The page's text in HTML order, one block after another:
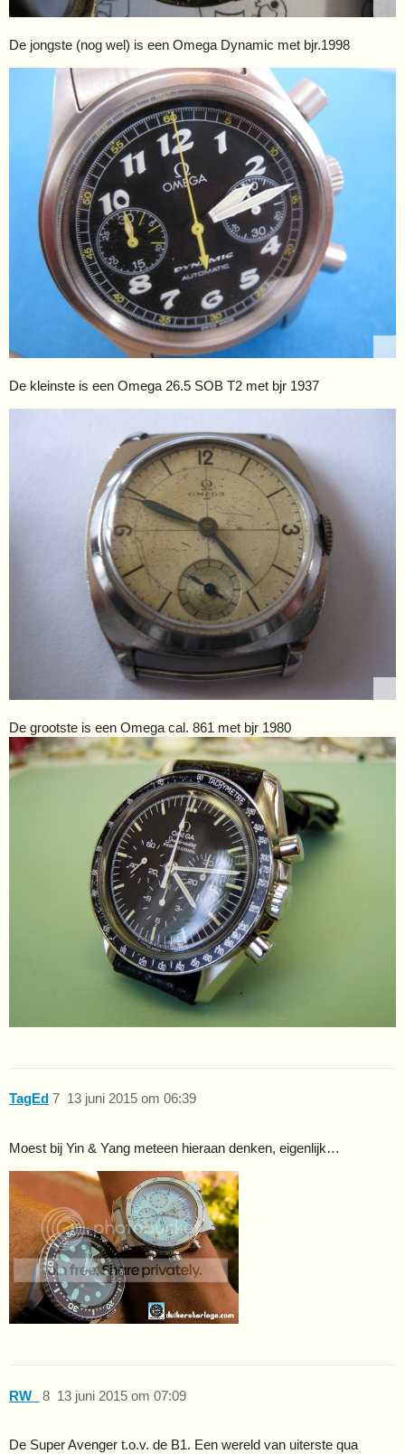
De jongste (nog wel) is een Omega Dynamic met bjr.1998
De kleinste is een Omega 26.5 SOB T2 met bjr 1937
De grootste is een Omega cal. 861 met bjr 1980
TagEd 13 juni 2015 om 06:39
7
Moest bij Yin & Yang meteen hieraan denken, eigenlijk…
RW_ 13 juni 2015 om 07:09
8
De Super Avenger t.o.v. de B1. Een wereld van uiterste qua